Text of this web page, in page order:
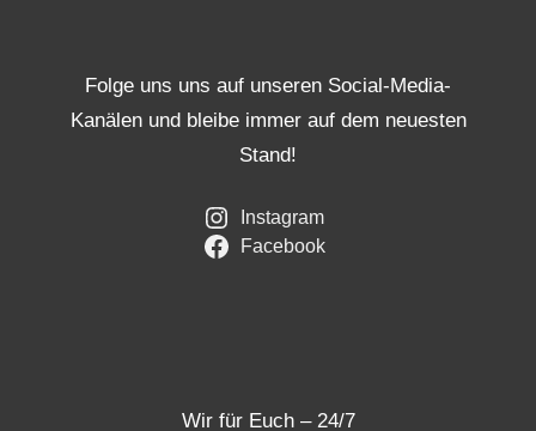
Folge uns uns auf unseren Social-Media-
Kanälen und bleibe immer auf dem neuesten
Stand!
Instagram
Facebook
Wir für Euch – 24/7